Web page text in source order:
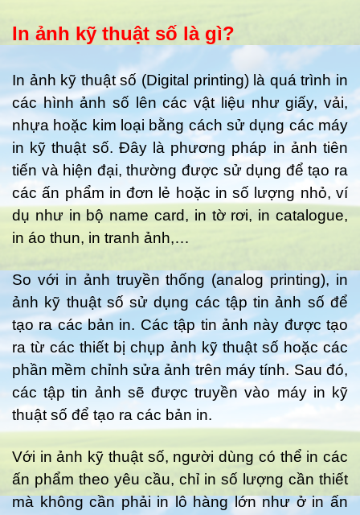
In ảnh kỹ thuật số là gì?
In ảnh kỹ thuật số (Digital printing) là quá trình in
các hình ảnh số lên các vật liệu như giấy, vải,
nhựa hoặc kim loại bằng cách sử dụng các máy
in kỹ thuật số. Đây là phương pháp in ảnh tiên
tiến và hiện đại, thường được sử dụng để tạo ra
các ấn phẩm in đơn lẻ hoặc in số lượng nhỏ, ví
dụ như in bộ name card, in tờ rơi, in catalogue,
in áo thun, in tranh ảnh,…
So với in ảnh truyền thống (analog printing), in
ảnh kỹ thuật số sử dụng các tập tin ảnh số để
tạo ra các bản in. Các tập tin ảnh này được tạo
ra từ các thiết bị chụp ảnh kỹ thuật số hoặc các
phần mềm chỉnh sửa ảnh trên máy tính. Sau đó,
các tập tin ảnh sẽ được truyền vào máy in kỹ
thuật số để tạo ra các bản in.
Với in ảnh kỹ thuật số, người dùng có thể in các
ấn phẩm theo yêu cầu, chỉ in số lượng cần thiết
mà không cần phải in lô hàng lớn như ở in ấn